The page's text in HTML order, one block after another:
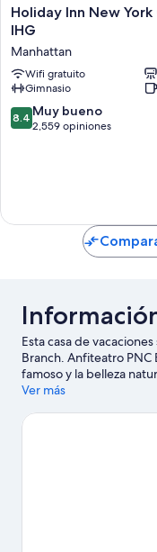
Holiday
Inn
York
City
-
Times
Square
Holiday Inn New
IHG
Manhattan
Wifi gratuito
Gimnasio
8.4
de
8.4 Muy bueno
2,559 opiniones
Esta casa de
Branch. Anfiteatro
famoso y la belleza
de Long Branch y
calendario de Wall
Ver más